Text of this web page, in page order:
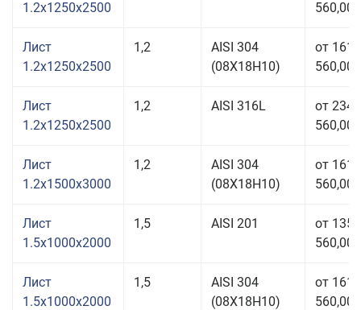
1.2x1250x2500
560,00
Лист
1.2x1250x2500
1,2
AISI 304
(08Х18Н10)
от 161
560,00
Лист
1.2x1250x2500
1,2 AISI 316L
от 234
560,00
Лист
1.2x1500x3000
1,2
AISI 304
(08Х18Н10)
от 161
560,00
Лист
1.5x1000x2000
1,5 AISI 201
от 135
560,00
Лист
1.5x1000x2000
1,5
AISI 304
(08Х18Н10)
от 161
560,00